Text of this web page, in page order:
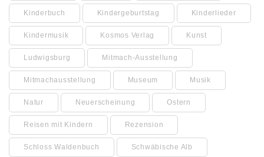
Kinderbuch Kindergeburtstag Kinderlieder
Kindermusik Kosmos Verlag Kunst
Ludwigsburg Mitmach-Ausstellung
Mitmachausstellung Museum Musik
Natur Neuerscheinung Ostern
Reisen mit Kindern Rezension
Schloss Waldenbuch Schwäbische Alb